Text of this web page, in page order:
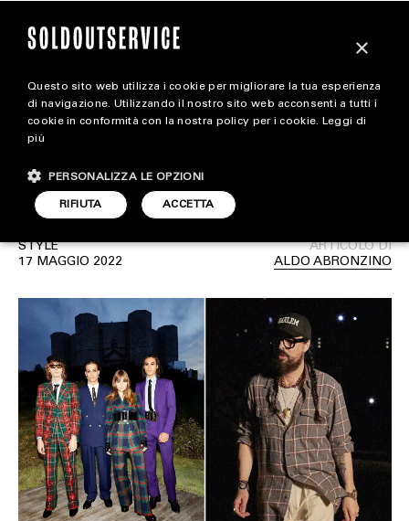
magazine
STYLE
FOOTWEAR
La sfilata di Gucci nella
magica cornice di Castel
del Monte
STYLE
17 MAGGIO 2022
ARTICOLO DI
ALDO ABRONZINO
×
Questo sito web utilizza i cookie per migliorare la tua esperienza
di navigazione. Utilizzando il nostro sito web acconsenti a tutti i
cookie in conformità con la nostra policy per i cookie. Leggi di
più
ACCETTA
RIFIUTA
PERSONALIZZA LE OPZIONI